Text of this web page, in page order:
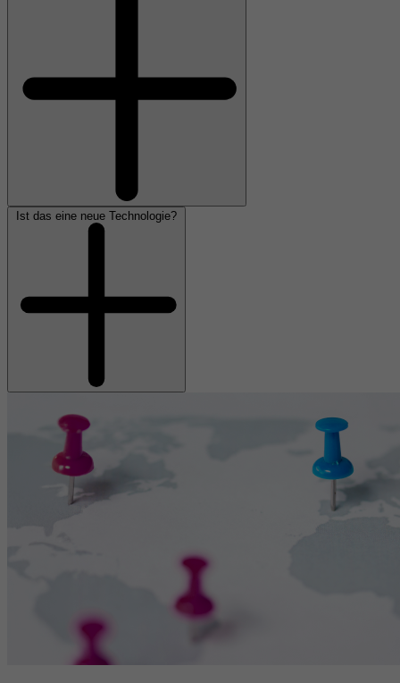
Ist das eine neue Technologie?